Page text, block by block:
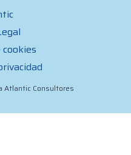
Atlantic Consultores